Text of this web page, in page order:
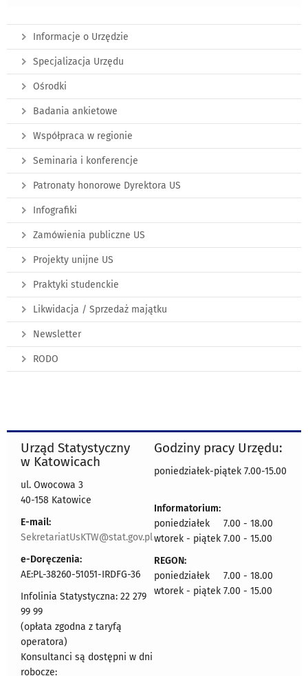
Informacje o Urzędzie
Specjalizacja Urzędu
Ośrodki
Badania ankietowe
Współpraca w regionie
Seminaria i konferencje
Patronaty honorowe Dyrektora US
Infografiki
Zamówienia publiczne US
Projekty unijne US
Praktyki studenckie
Likwidacja / Sprzedaż majątku
Newsletter
RODO
Urząd Statystyczny
w Katowicach
ul. Owocowa 3
40-158 Katowice
E-mail:
SekretariatUsKTW@stat.gov.pl
e-Doręczenia:
AE:PL-38260-51051-IRDFG-36
Infolinia Statystyczna: 22 279
99 99
(opłata zgodna z taryfą
operatora)
Konsultanci są dostępni w dni
robocze:
Godziny pracy Urzędu:
poniedziałek-piątek 7.00-15.00
Informatorium:
poniedziałek 7.00 - 18.00
wtorek - piątek 7.00 - 15.00
REGON:
poniedziałek 7.00 - 18.00
wtorek - piątek 7.00 - 15.00